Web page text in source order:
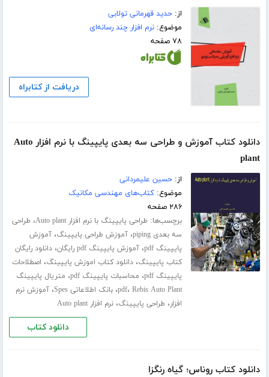
از:حدید قهرمانی تولابی
موضوع:نرم افزار چند رسانه‌ای
۷۸ صفحه
دریافت از کتابراه
دانلود کتاب آموزش و طراحی سه بعدی پایپینگ با نرم افزار Auto
plant
از:حسین علیمردانی
موضوع:کتاب‌های مهندسی مکانیک
۲۸۶ صفحه
برچسب‌ها: طراحی پایپینگ با نرم افزار Auto plant ، طراحی
سه بعدی piping
،آموزش طراحی پایپینگ،آموزش
پایپینگ pdf
،آموزش پایپینگ pdf رایگان ،دانلود رایگان
کتاب پایپینگ،دانلود کتاب اموزش پایپینگ، اصطلاحات
پایپینگ pdf
، محاسبات پایپینگ pdf ، متریال پایپینگ
pdf، Rebis Auto Plant ،بانک اطلاعاتی Spes ،آموزش نرم
افزار، طراحی پایپینگ،نرم افزار Auto plant
دانلود کتاب
دانلود کتاب روناس؛ گیاه رنگزا